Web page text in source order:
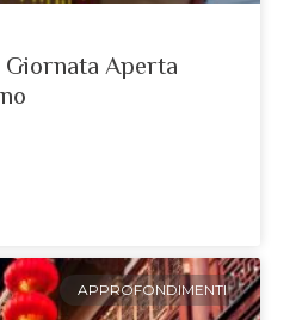
Giornata Aperta
APPROFONDIMENTI